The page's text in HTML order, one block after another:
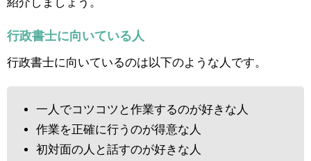
行政書士に向いている人
行政書士に向いているのは以下のような人です。
一人でコツコツと作業するのが好きな人
作業を正確に行うのが得意な人
初対面の人と話すのが好きな人